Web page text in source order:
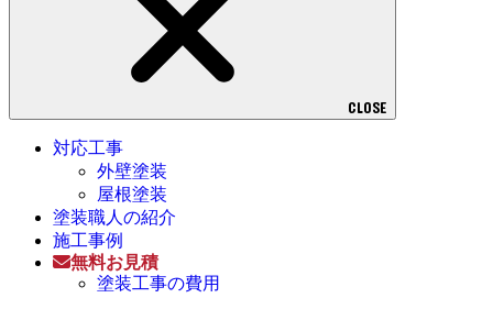
CLOSE
対応工事
外壁塗装
屋根塗装
塗装職人の紹介
施工事例
無料お見積
塗装工事の費用